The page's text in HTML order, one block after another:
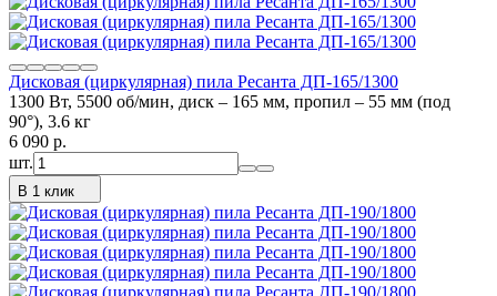
Дисковая (циркулярная) пила Ресанта ДП-165/1300
1300 Вт, 5500 об/мин, диск – 165 мм, пропил – 55 мм (под
90°), 3.6 кг
6 090 p.
шт.
В 1 клик